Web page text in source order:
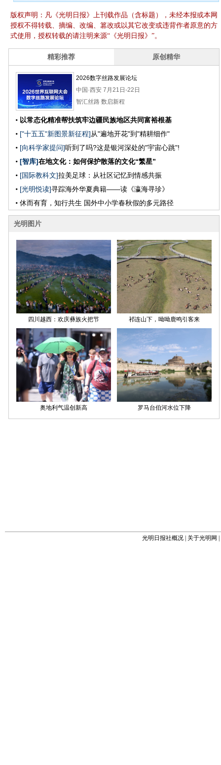
版权声明：凡《光明日报》上刊载作品（含标题），未经本报或本网
授权不得转载、摘编、改编、篡改或以其它改变或违背作者原意的方
式使用，授权转载的请注明来源“《光明日报》”。
光明日报社概况 关于光明网